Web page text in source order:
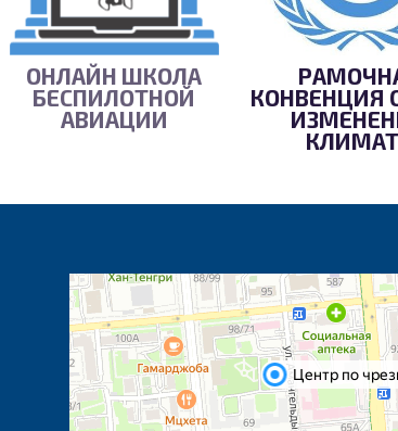
ОНЛАЙН ШКОЛА
БЕСПИЛОТНОЙ
АВИАЦИИ
КОНВЕНЦИЯ